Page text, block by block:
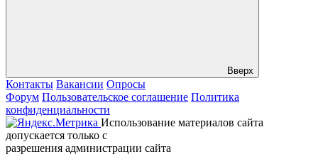
Вверх
Контакты Вакансии Опросы
Форум Пользовательское соглашение Политика
конфиденциальности
Использование материалов сайта
допускается только с
разрешения администрации сайта